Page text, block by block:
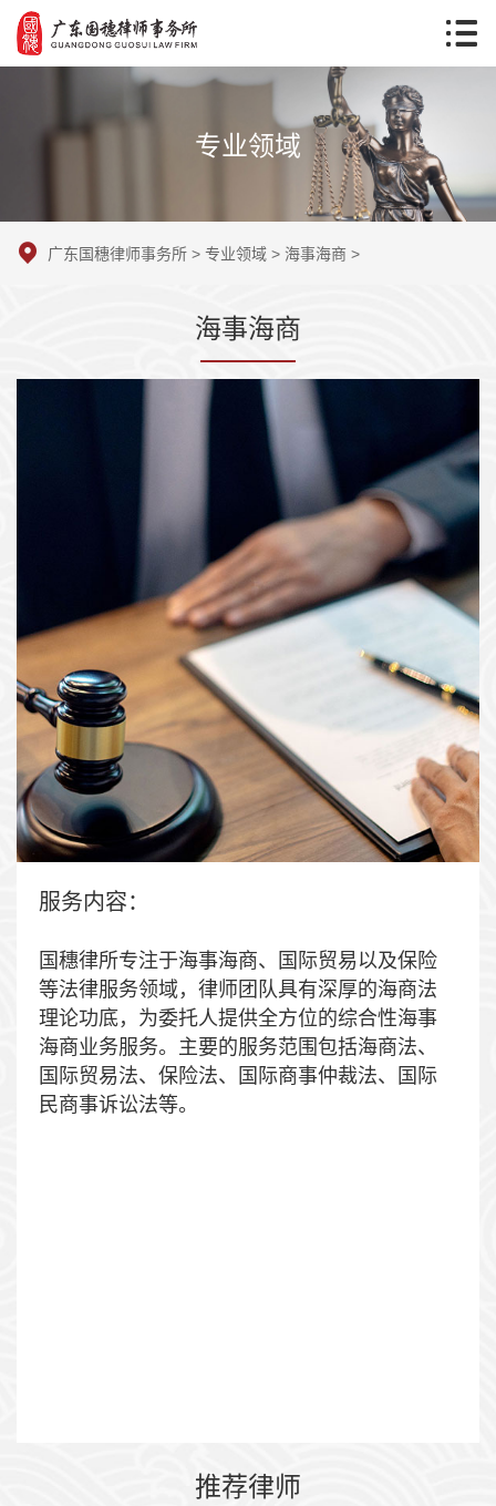
专业领域
广东国穗律师事务所 > 专业领域 > 海事海商 >
海事海商
服务内容：
国穗律所专注于海事海商、国际贸易以及保险
等法律服务领域，律师团队具有深厚的海商法
理论功底，为委托人提供全方位的综合性海事
海商业务服务。主要的服务范围包括海商法、
国际贸易法、保险法、国际商事仲裁法、国际
民商事诉讼法等。
推荐律师